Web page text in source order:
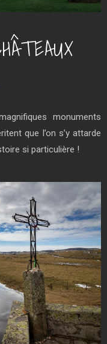
monuments
que l’on s’y attarde
si particulière !